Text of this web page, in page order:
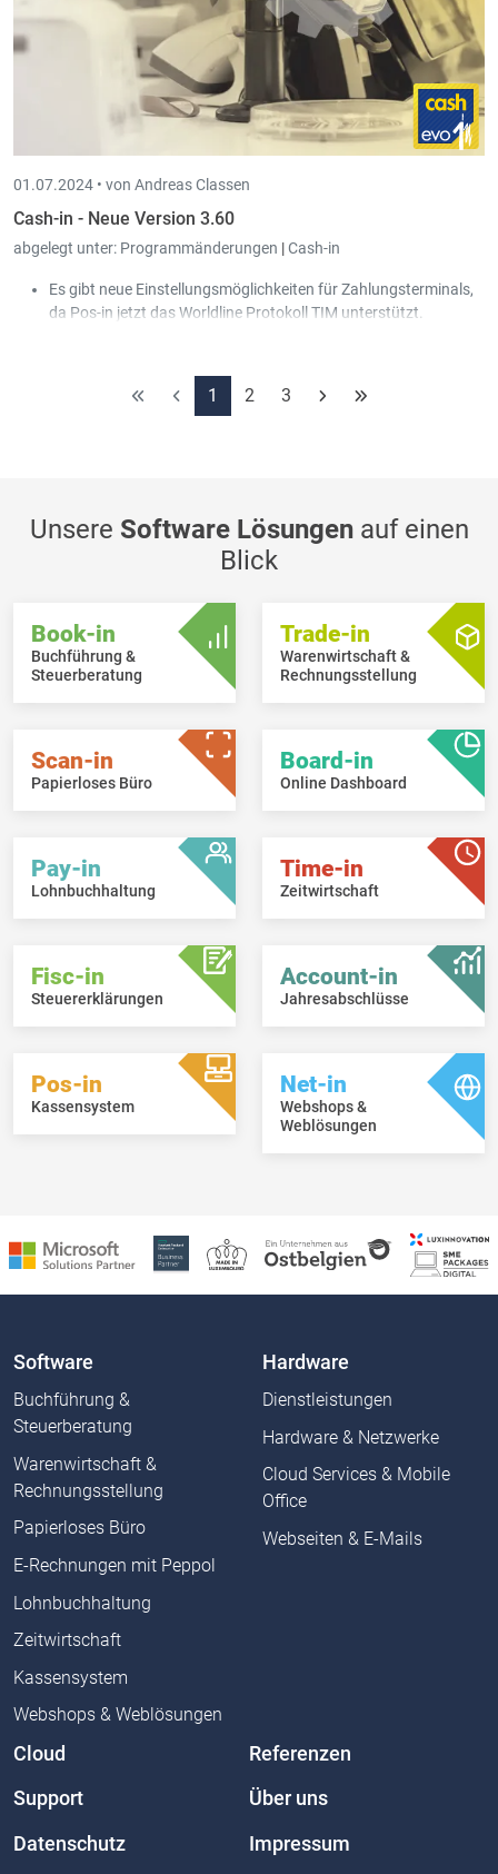
01.07.2024 • von Andreas Classen
Cash-in - Neue Version 3.60
abgelegt unter: Programmänderungen |Cash-in
Es gibt neue Einstellungsmöglichkeiten für Zahlungsterminals,
da Pos-in jetzt das Worldline Protokoll TIM unterstützt.
1 2 3
Unsere Software Lösungenauf einen
Blick
Book-in
Buchführung &
Steuerberatung
Trade-in
Warenwirtschaft &
Rechnungsstellung
Scan-in
Papierloses Büro
Board-in
Online Dashboard
Pay-in
Lohnbuchhaltung
Time-in
Zeitwirtschaft
Fisc-in
Steuererklärungen
Account-in
Jahresabschlüsse
Pos-in
Kassensystem
Net-in
Webshops &
Weblösungen
Software
Buchführung &
Steuerberatung
Warenwirtschaft &
Rechnungsstellung
Papierloses Büro
E-Rechnungen mit Peppol
Lohnbuchhaltung
Zeitwirtschaft
Kassensystem
Webshops & Weblösungen
Hardware
Dienstleistungen
Hardware & Netzwerke
Cloud Services & Mobile
Office
Webseiten & E-Mails
Cloud Referenzen
Support Über uns
Datenschutz Impressum